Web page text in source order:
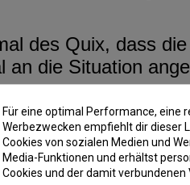
des Quix, dass
die Situation
Korbes sorgt für
Für eine optimal Performance, eine
Werbezwecken empfiehlt dir dieser
Cookies von sozialen Medien und
Media-Funktionen und erhältst
Cookies und der damit